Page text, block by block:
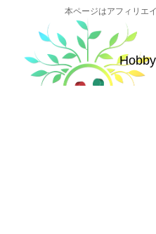
本ページはアフィリエ